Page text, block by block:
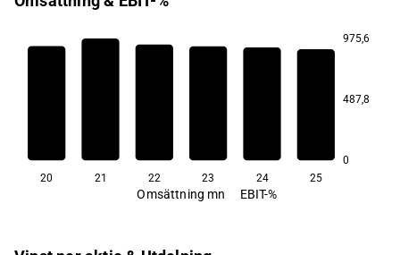
975,6
487,8
0
20 21 22 23 24 25
Omsättning mn EBIT-%